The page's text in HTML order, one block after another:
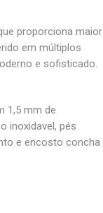
proporciona maior
em múltiplos
e sofisticado.
1,5 mm de
inoxidavel, pés
e encosto concha